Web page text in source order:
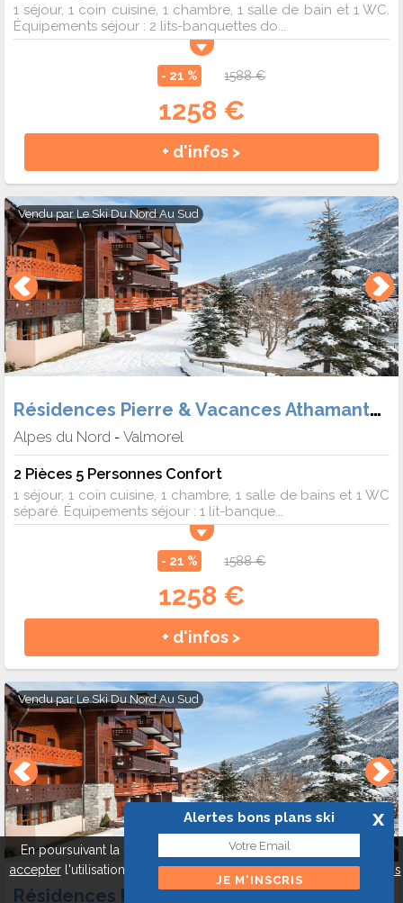
1 séjour, 1 coin cuisine, 1 chambre, 1 salle de bain et 1 WC.
Équipements séjour : 2 lits-banquettes do...
- 21 % 1588 €
1258 €
+ d'infos >
Vendu par Le Ski Du Nord Au Sud
Résidences Pierre & Vacances Athamante et Valériane
Alpes du Nord - Valmorel
2 Pièces 5 Personnes Confort
1 séjour, 1 coin cuisine, 1 chambre, 1 salle de bains et 1 WC
séparé. Équipements séjour : 1 lit-banque...
- 21 % 1588 €
1258 €
+ d'infos >
Vendu parLe Ski Du Nord Au Sud
Alertes bons plans ski x
En poursuivant la navigation sur ce site, vous pouvez
accepterl'utilisation de cookies pour mieux vous servir.
A propos
des cookies
Fermer